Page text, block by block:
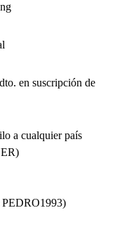
en suscripción de
a cualquier país
PEDRO1993)